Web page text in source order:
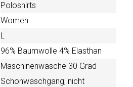
Poloshirts
Women
L
96% Baumwolle 4% Elasthan
Maschinenwäsche 30 Grad
Schonwaschgang, nicht